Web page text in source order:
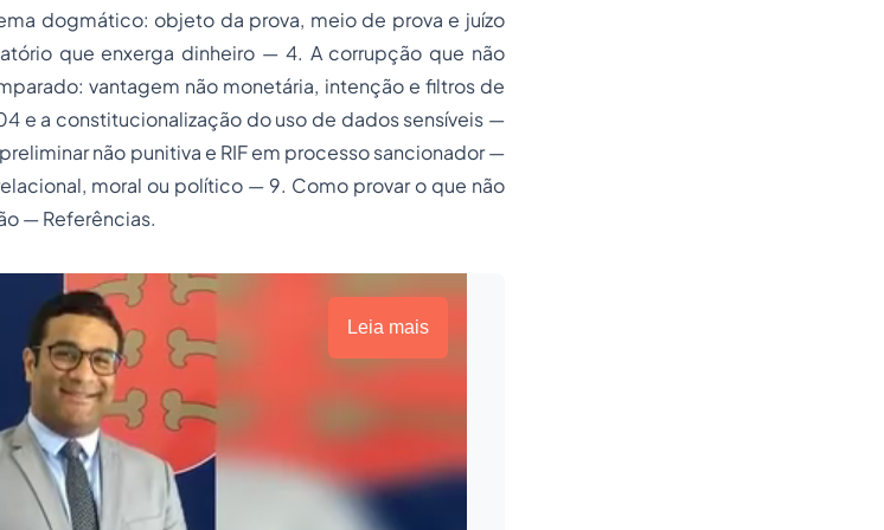
dogmático: objeto da prova, meio de prova e juízo
que enxerga dinheiro — 4. A corrupção que não
vantagem não monetária, intenção e filtros de
e a constitucionalização do uso de dados sensíveis —
não punitiva e RIF em processo sancionador —
moral ou político — 9. Como provar o que não
— Referências.
Leia mais